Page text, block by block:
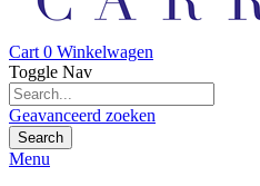
Cart 0 Winkelwagen
Toggle Nav
Geavanceerd zoeken
Search
Menu